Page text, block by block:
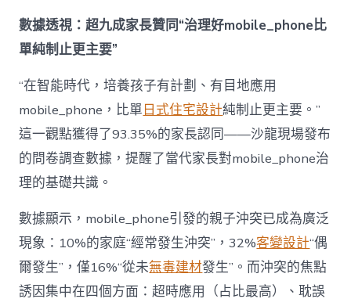
成
為
東
西”，
而
非
“家
庭
中
數據透視：超九成家長贊同“治理好mobile_phone比
單純制止更主要”
“在智能時代，培養孩子有計劃、有目地應用
mobile_phone，比單日式住宅設計純制止更主要。”
這一觀點獲得了93.35%的家長認同——沙龍現場發布
的問卷調查數據，提醒了當代家長對mobile_phone治
理的基礎共識。
數據顯示，mobile_phone引發的親子沖突已成為廣泛
現象：10%的家庭“經常發生沖突”，32%客變設計“偶
爾發生”，僅16%“從未無毒建材發生”。而沖突的焦點
誘因集中在四個方面：超時應用（占比最高）、耽誤